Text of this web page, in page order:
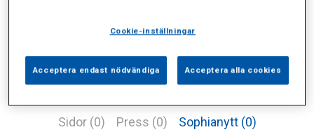
Sidor (0) Press (0) Sophianytt (0)
Cookie-inställningar
Acceptera endast nödvändiga Acceptera alla cookies